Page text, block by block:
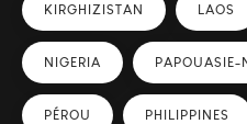
KIRGHIZISTAN LAOS
NIGERIA PAPOUASIE-
PÉROU PHILIPPINES